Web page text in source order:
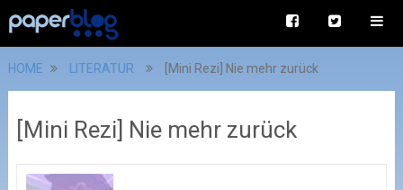
HOME LITERATUR [Mini Rezi] Nie mehr zurück
[Mini Rezi] Nie mehr zurück